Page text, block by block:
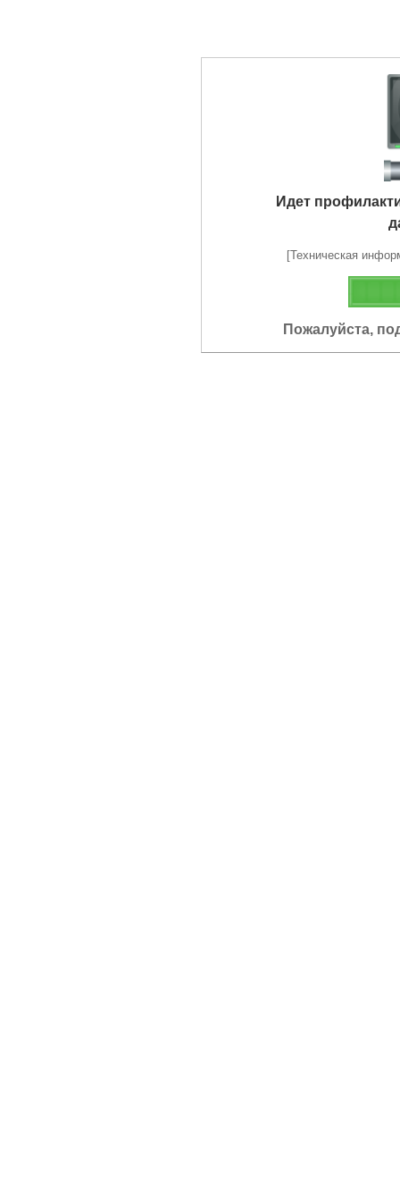
Идет
[Техническая
Пожалуйста,